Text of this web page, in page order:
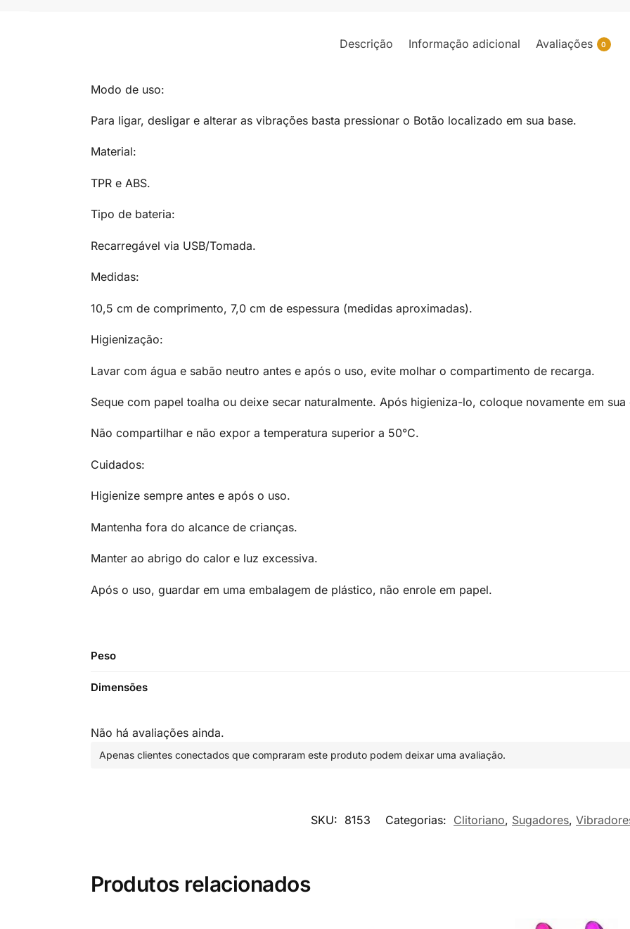
Descrição Informação adicional Avaliações 0
Modo de uso:
Para ligar, desligar e alterar as vibrações basta pressionar o Botão localizado em sua base.
Material:
TPR e ABS.
Tipo de bateria:
Recarregável via USB/Tomada.
Medidas:
10,5 cm de comprimento, 7,0 cm de espessura (medidas aproximadas).
Higienização:
Lavar com água e sabão neutro antes e após o uso, evite molhar o compartimento de recarga.
Seque com papel toalha ou deixe secar naturalmente. Após higieniza-lo, coloque novamente em
Não compartilhar e não expor a temperatura superior a 50°C.
Cuidados:
Higienize sempre antes e após o uso.
Mantenha fora do alcance de crianças.
Manter ao abrigo do calor e luz excessiva.
Após o uso, guardar em uma embalagem de plástico, não enrole em papel.
Peso
Dimensões
Não há avaliações ainda.
Apenas clientes conectados que compraram este produto podem deixar uma avaliação.
SKU: 8153 Categorias: Clitoriano, Sugadores,
Produtos relacionados